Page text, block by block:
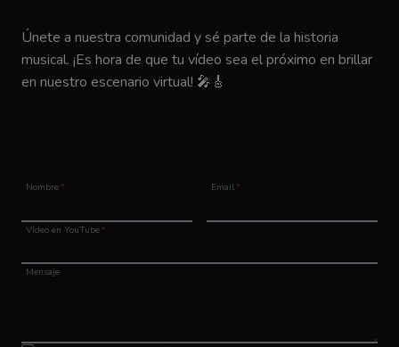
Únete a nuestra comunidad y sé parte de la historia
musical. ¡Es hora de que tu vídeo sea el próximo en brillar
en nuestro escenario virtual! 🎤🎸
Nombre* Email*
Vídeo en YouTube*
Mensaje